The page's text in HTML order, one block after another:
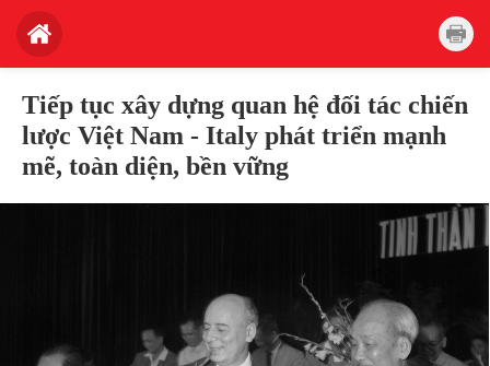
Tiếp tục xây dựng quan hệ đối tác chiến
lược Việt Nam - Italy phát triển mạnh
mẽ, toàn diện, bền vững